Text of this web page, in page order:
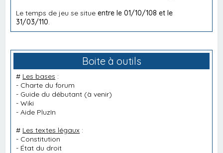
Le temps de jeu se situeentre le 01/10/108 et le
31/03/110
Boite à outils
# Les bases :
- Charte du forum
- Guide du débutant (à venir)
-Wiki
-Aide PluzIn
# Les textes légaux :
- Constitution
- État du droit